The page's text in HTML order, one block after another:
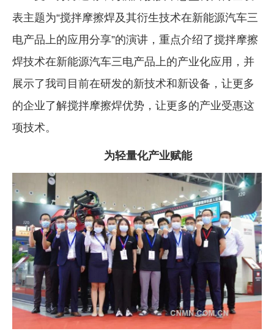
表主题为“搅拌摩擦焊及其衍生技术在新能源汽车三
电产品上的应用分享”的演讲，重点介绍了搅拌摩擦
焊技术在新能源汽车三电产品上的产业化应用，并
展示了我司目前在研发的新技术和新设备，让更多
的企业了解搅拌摩擦焊优势，让更多的产业受惠这
项技术。
为轻量化产业赋能